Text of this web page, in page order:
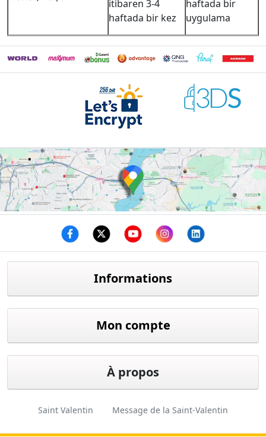
itibaren 3-4
haftada bir kez
haftada bir
uygulama
Informations
Mon compte
À propos
Saint Valentin Message de la Saint-Valentin